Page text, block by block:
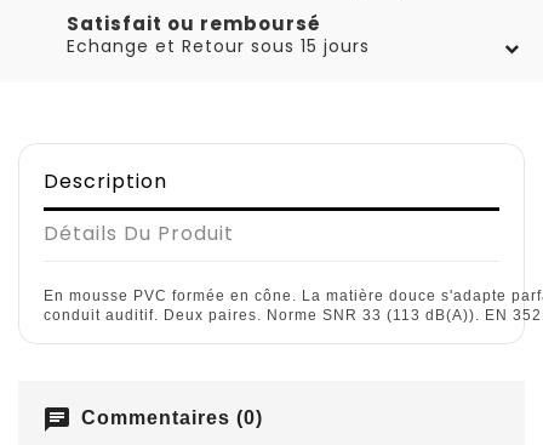
Satisfait ou remboursé
Echange et Retour sous 15 jours
Description
Détails Du Produit
En mousse PVC formée en cône. La matière douce s'adapte
conduit auditif. Deux paires. Norme SNR 33 (113 dB(A)). EN
chat Commentaires (0)